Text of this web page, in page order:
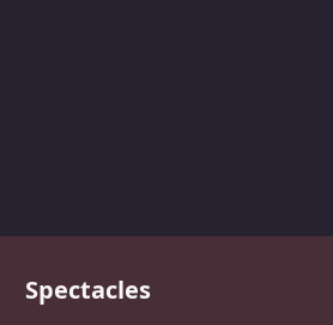
Spectacles